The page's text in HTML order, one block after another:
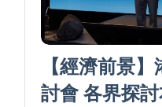
【經濟前景
討會 各界探